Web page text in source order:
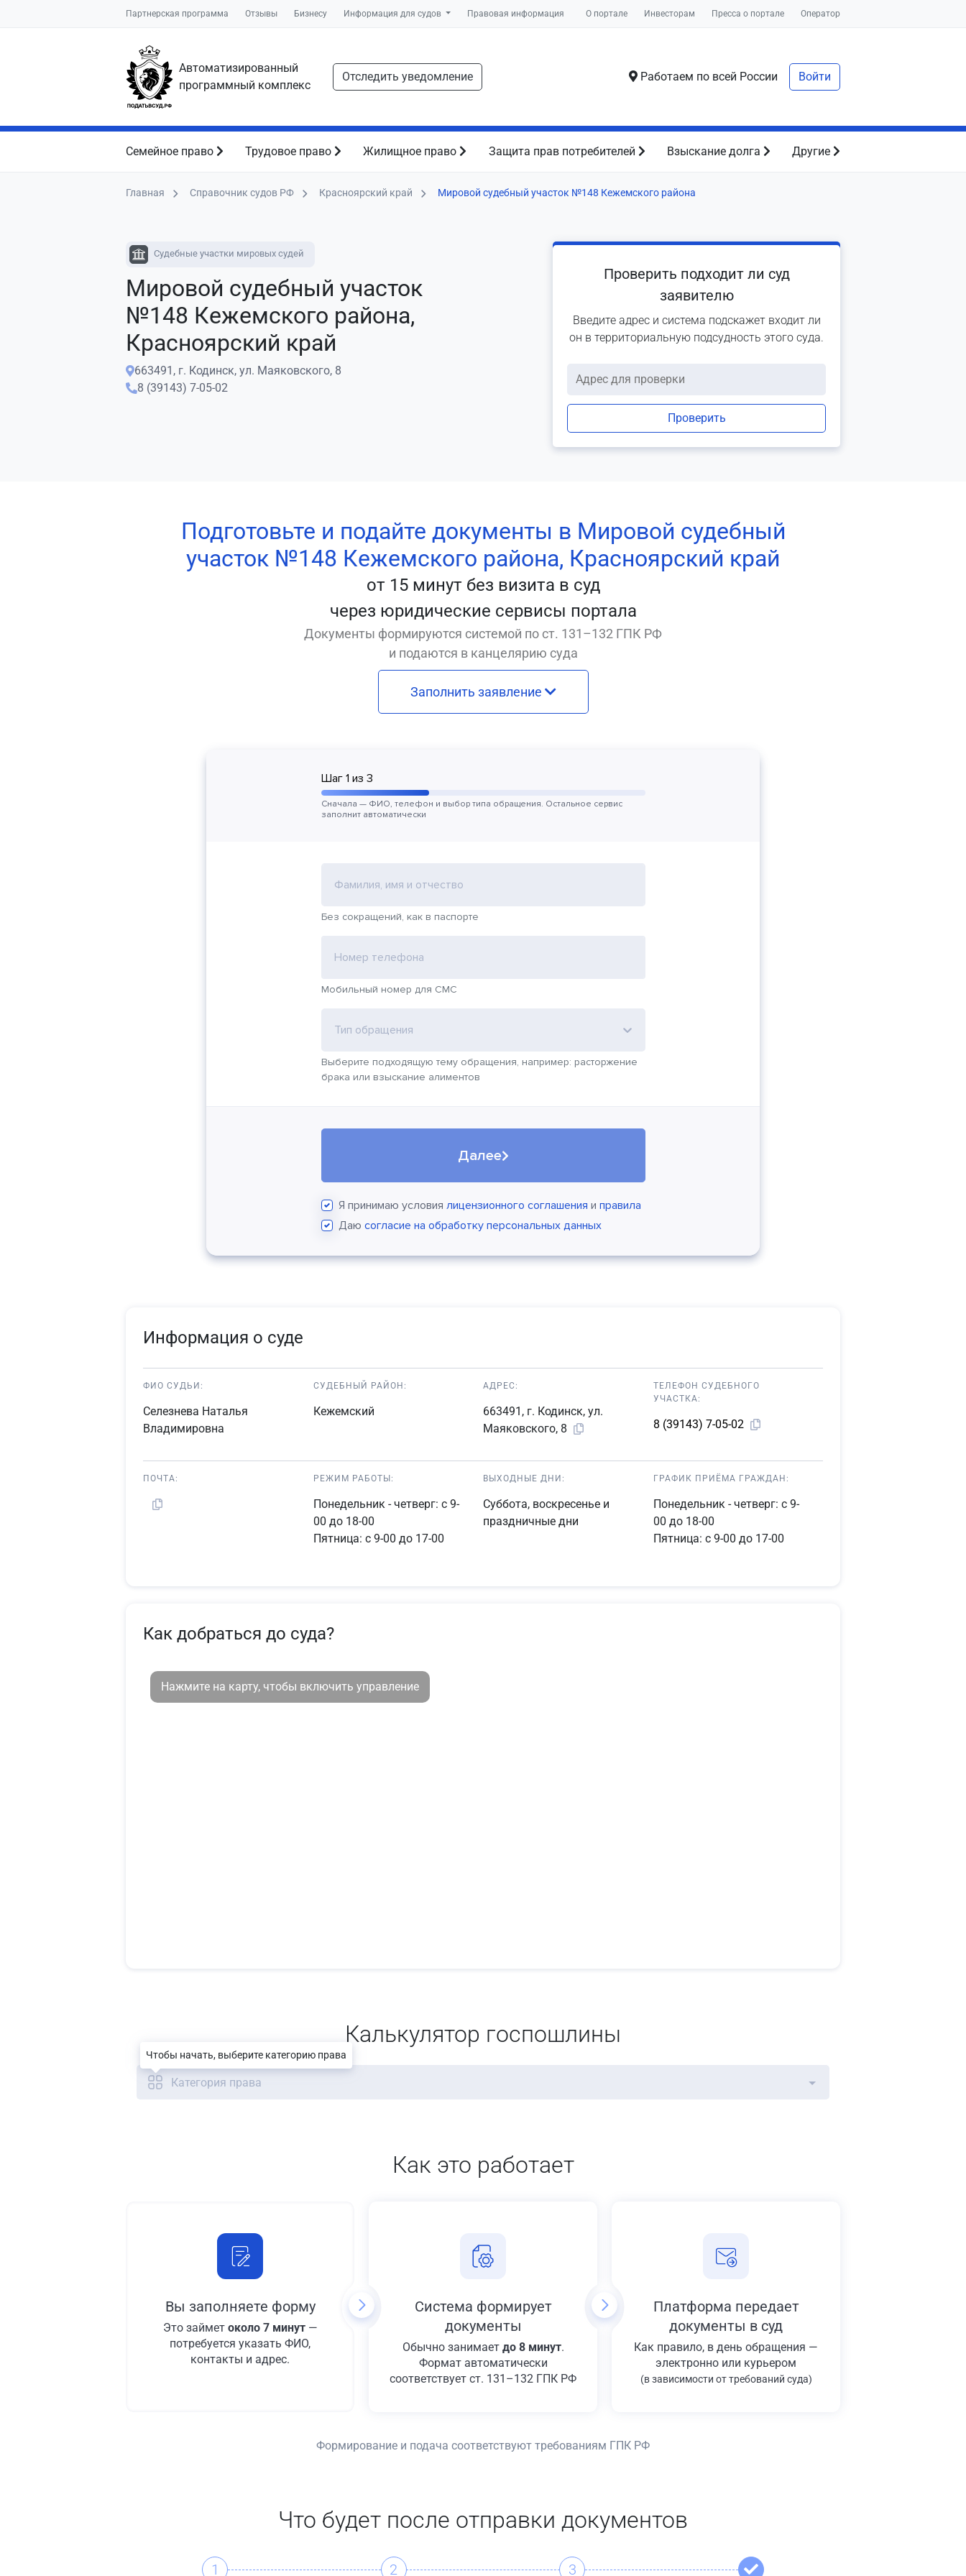
Партнерская программа Отзывы Бизнесу Информация для судов Правовая информация О портале Инвесторам Пресса о портале Оператор
Автоматизированный
программный комплекс
Отследить уведомление Работаем по всей России Войти
Семейное право Трудовое право Жилищное право Защита прав потребителей Взыскание долга Другие
Главная Справочник судов РФ Красноярский край Мировой судебный участок №148 Кежемского района
Судебные участки мировых судей
Мировой судебный участок
№148 Кежемского района,
Красноярский край
663491, г. Кодинск, ул. Маяковского, 8
8 (39143) 7-05-02
Проверить подходит ли суд
заявителю
Введите адрес и система подскажет входит ли
он в территориальную подсудность этого суда.
Проверить
Подготовьте и подайте документы в Мировой судебный
участок №148 Кежемского района, Красноярский край
от 15 минут без визита в суд
через юридические сервисы портала
Документы формируются системой по ст. 131–132 ГПК РФ
и подаются в канцелярию суда
Заполнить заявление
Шаг 1 из 3
Сначала — ФИО, телефон и выбор типа обращения. Остальное сервис
заполнит автоматически
Фамилия, имя и отчество
Без сокращений, как в паспорте
Номер телефона
Мобильный номер для СМС
Тип обращения
Выберите подходящую тему обращения, например: расторжение
брака или взыскание алиментов
Далее
Я принимаю условия лицензионного соглашения и правила
Даю согласие на обработку персональных данных
Информация о суде
ФИО СУДЬИ:
Селезнева Наталья
Владимировна
СУДЕБНЫЙ РАЙОН:
Кежемский
АДРЕС:
663491, г. Кодинск, ул.
Маяковского, 8
ТЕЛЕФОН СУДЕБНОГО
УЧАСТКА:
8 (39143) 7-05-02
ПОЧТА: РЕЖИМ РАБОТЫ:
Понедельник - четверг: с 9-
00 до 18-00
Пятница: с 9-00 до 17-00
ВЫХОДНЫЕ ДНИ:
Суббота, воскресенье и
праздничные дни
ГРАФИК ПРИЁМА ГРАЖДАН:
Понедельник - четверг: с 9-
00 до 18-00
Пятница: с 9-00 до 17-00
Как добраться до суда?
Нажмите на карту, чтобы включить управление
Калькулятор госпошлины
Категория права
Как это работает
Вы заполняете форму
Это займет около 7 минут—
потребуется указать ФИО,
контакты и адрес.
Система формирует
документы
Обычно занимает до 8 минут.
Формат автоматически
соответствует ст. 131–132 ГПК РФ
Платформа передает
документы в суд
Как правило, в день обращения —
электронно или курьером
(в зависимости от требований суда)
Формирование и подача соответствуют требованиям ГПК РФ
Что будет после отправки документов
1 2 3
Чтобы начать, выберите категорию права